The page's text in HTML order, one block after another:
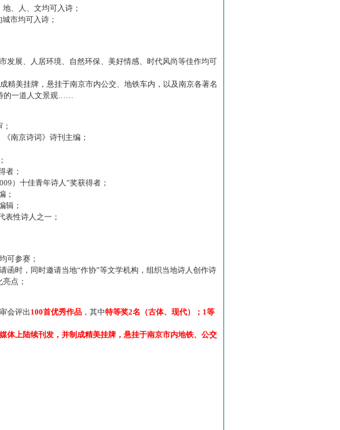
、人、文均可入诗；
市均可入诗；
展、人居环境、自然环保、美好情感、时代风尚等佳作均可
美挂牌，悬挂于南京市内公交、地铁车内，以及南京各著名
的一道人文景观……
南京诗词》诗刊主编；
者；
）十佳青年诗人”奖获得者；
；
辑；
表性诗人之一；
可参赛；
时，同时邀请当地“作协”等文学机构，组织当地诗人创作诗
点；
会评出100首优秀作品 ，其中特等奖2名（古体、现代）；1等
体上陆续刊发，并制成精美挂牌，悬挂于南京市内地铁、公交